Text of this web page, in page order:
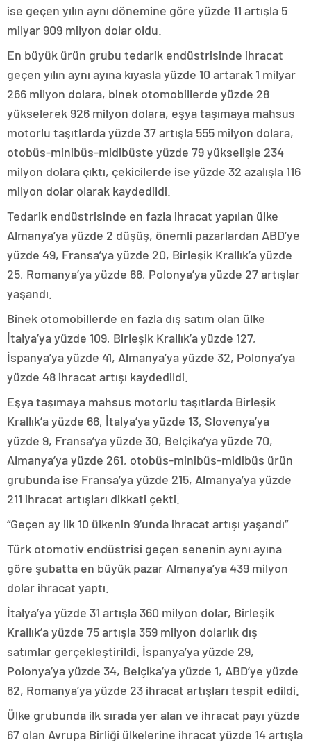
ise geçen yılın aynı dönemine göre yüzde 11 artışla 5
milyar 909 milyon dolar oldu.
En büyük ürün grubu tedarik endüstrisinde ihracat
geçen yılın aynı ayına kıyasla yüzde 10 artarak 1 milyar
266 milyon dolara, binek otomobillerde yüzde 28
yükselerek 926 milyon dolara, eşya taşımaya mahsus
motorlu taşıtlarda yüzde 37 artışla 555 milyon dolara,
otobüs-minibüs-midibüste yüzde 79 yükselişle 234
milyon dolara çıktı, çekicilerde ise yüzde 32 azalışla 116
milyon dolar olarak kaydedildi.
Tedarik endüstrisinde en fazla ihracat yapılan ülke
Almanya’ya yüzde 2 düşüş, önemli pazarlardan ABD’ye
yüzde 49, Fransa’ya yüzde 20, Birleşik Krallık’a yüzde
25, Romanya’ya yüzde 66, Polonya’ya yüzde 27 artışlar
yaşandı.
Binek otomobillerde en fazla dış satım olan ülke
İtalya’ya yüzde 109, Birleşik Krallık’a yüzde 127,
İspanya’ya yüzde 41, Almanya’ya yüzde 32, Polonya’ya
yüzde 48 ihracat artışı kaydedildi.
Eşya taşımaya mahsus motorlu taşıtlarda Birleşik
Krallık’a yüzde 66, İtalya’ya yüzde 13, Slovenya’ya
yüzde 9, Fransa’ya yüzde 30, Belçika’ya yüzde 70,
Almanya’ya yüzde 261, otobüs-minibüs-midibüs ürün
grubunda ise Fransa’ya yüzde 215, Almanya’ya yüzde
211 ihracat artışları dikkati çekti.
“Geçen ay ilk 10 ülkenin 9’unda ihracat artışı yaşandı”
Türk otomotiv endüstrisi geçen senenin aynı ayına
göre şubatta en büyük pazar Almanya’ya 439 milyon
dolar ihracat yaptı.
İtalya’ya yüzde 31 artışla 360 milyon dolar, Birleşik
Krallık’a yüzde 75 artışla 359 milyon dolarlık dış
satımlar gerçekleştirildi. İspanya’ya yüzde 29,
Polonya’ya yüzde 34, Belçika’ya yüzde 1, ABD’ye yüzde
62, Romanya’ya yüzde 23 ihracat artışları tespit edildi.
Ülke grubunda ilk sırada yer alan ve ihracat payı yüzde
67 olan Avrupa Birliği ülkelerine ihracat yüzde 14 artışla